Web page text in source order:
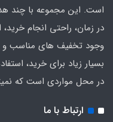
است. این مجموعه با چند
در زمان، راحتی انجام
وجود تخفیف های مناسب و
بسیار زیاد برای خرید،
در محل مواردی است که
ارتباط با ما